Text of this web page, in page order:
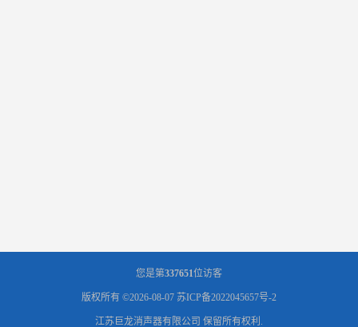
您是第337651位访客
版权所有 ©2026-08-07 苏ICP备2022045657号-2
江苏巨龙消声器有限公司 保留所有权利.